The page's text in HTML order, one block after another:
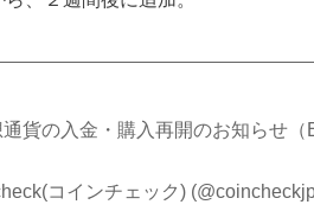
貨の入金・購入再開のお知らせ（
コインチェック)